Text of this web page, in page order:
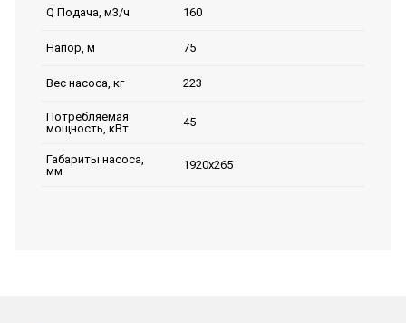
Q Подача, м3/ч 160
Напор, м 75
Вес насоса, кг 223
Потребляемая
мощность, кВт
45
Габариты насоса,
мм
1920x265